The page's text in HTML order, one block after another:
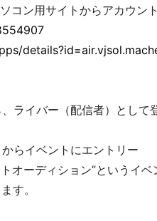
コン用サイトからアカウン
ライバー（配信者）として
らイベントにエントリー
ーディション”というイベ
す。